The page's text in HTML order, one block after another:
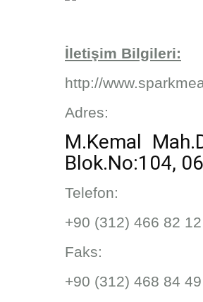
İletişim Bilgileri:
http://
Adres:
M.Kemal
Blok.No:104,
Telefon:
+90 (312) 466 82 12
Faks:
+90 (312) 468 84 49